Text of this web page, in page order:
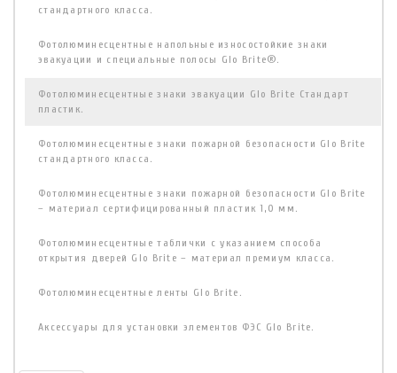
стандартного класса.
Фотолюминесцентные напольные износостойкие знаки
эвакуации и специальные полосы Glo Brite®.
Фотолюминесцентные знаки эвакуации Glo Brite Стандарт
пластик.
Фотолюминесцентные знаки пожарной безопасности Glo Brite
стандартного класса.
Фотолюминесцентные знаки пожарной безопасности Glo Brite
– материал сертифицированный пластик 1,0 мм.
Фотолюминесцентные таблички с указанием способа
открытия дверей Glo Brite – материал премиум класса.
Фотолюминесцентные ленты Glo Brite.
Аксессуары для установки элементов ФЭС Glo Brite.